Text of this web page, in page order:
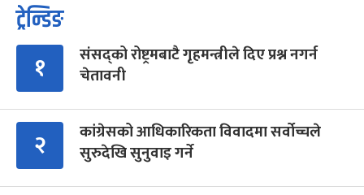
ट्रेन्डिङ
१
संसद्को रोष्ट्रमबाटै गृहमन्त्रीले दिए प्रश्न नगर्न
चेतावनी
२
कांग्रेसको आधिकारिकता विवादमा सर्वोच्चले
सुरुदेखि सुनुवाइ गर्ने